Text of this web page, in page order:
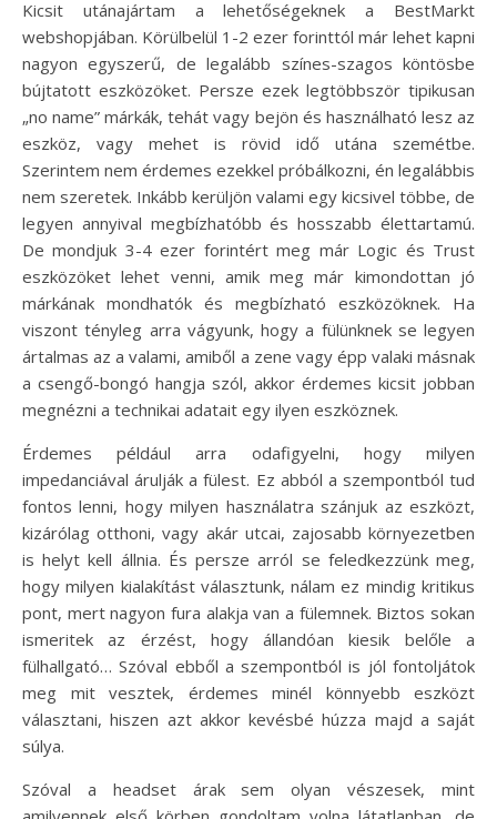
Kicsit utánajártam a lehetőségeknek a BestMarkt
webshopjában. Körülbelül 1-2 ezer forinttól már lehet kapni
nagyon egyszerű, de legalább színes-szagos köntösbe
bújtatott eszközöket. Persze ezek legtöbbször tipikusan
„no name” márkák, tehát vagy bejön és használható lesz az
eszköz, vagy mehet is rövid idő utána szemétbe.
Szerintem nem érdemes ezekkel próbálkozni, én legalábbis
nem szeretek. Inkább kerüljön valami egy kicsivel többe, de
legyen annyival megbízhatóbb és hosszabb élettartamú.
De mondjuk 3-4 ezer forintért meg már Logic és Trust
eszközöket lehet venni, amik meg már kimondottan jó
márkának mondhatók és megbízható eszközöknek. Ha
viszont tényleg arra vágyunk, hogy a fülünknek se legyen
ártalmas az a valami, amiből a zene vagy épp valaki másnak
a csengő-bongó hangja szól, akkor érdemes kicsit jobban
megnézni a technikai adatait egy ilyen eszköznek.
Érdemes például arra odafigyelni, hogy milyen
impedanciával árulják a fülest. Ez abból a szempontból tud
fontos lenni, hogy milyen használatra szánjuk az eszközt,
kizárólag otthoni, vagy akár utcai, zajosabb környezetben
is helyt kell állnia. És persze arról se feledkezzünk meg,
hogy milyen kialakítást választunk, nálam ez mindig kritikus
pont, mert nagyon fura alakja van a fülemnek. Biztos sokan
ismeritek az érzést, hogy állandóan kiesik belőle a
fülhallgató… Szóval ebből a szempontból is jól fontoljátok
meg mit vesztek, érdemes minél könnyebb eszközt
választani, hiszen azt akkor kevésbé húzza majd a saját
súlya.
Szóval a headset árak sem olyan vészesek, mint